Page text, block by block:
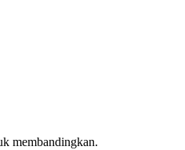
membandingkan.